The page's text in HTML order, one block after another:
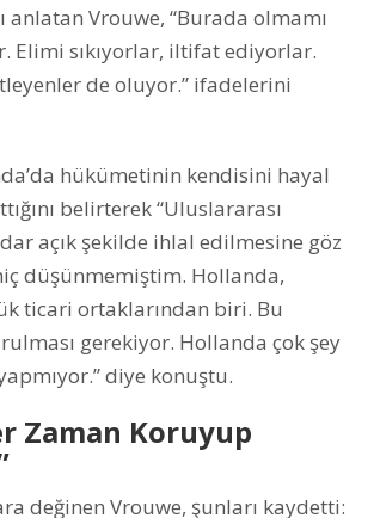
anlatan Vrouwe, “Burada olmamı
Elimi sıkıyorlar, iltifat ediyorlar.
de oluyor.” ifadelerini
hükümetinin kendisini hayal
belirterek “Uluslararası
açık şekilde ihlal edilmesine göz
düşünmemiştim. Hollanda,
ticari ortaklarından biri. Bu
gerekiyor. Hollanda çok şey
diye konuştu.
Zaman Koruyup
değinen Vrouwe, şunları kaydetti: